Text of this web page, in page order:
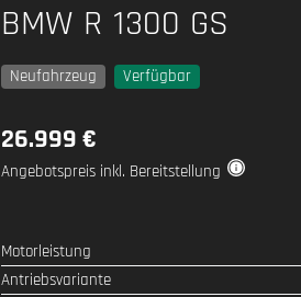
BMW R 1300 GS
Neufahrzeug Verfügbar
26.999 €
Angebotspreis inkl. Bereitstellung
SPEZIFIKATION WERT
Motorleistung
Antriebsvariante